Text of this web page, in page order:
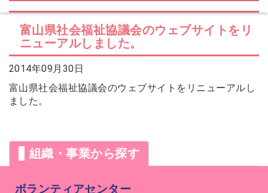
TOYAMA 2026に参加される法人の皆様へ
2026年07月14日
会員交流事業を更新しました。
2026年07月10日
ソウェルクラブ
その他の会員情報サービスを更新しま
した。
富山県社会福祉協議会のウェブサイトをリ
ニューアルしました。
2014年09月30日
富山県社会福祉協議会のウェブサイトをリニューアルし
ました。
組織・事業から探す
ボランティアセンター